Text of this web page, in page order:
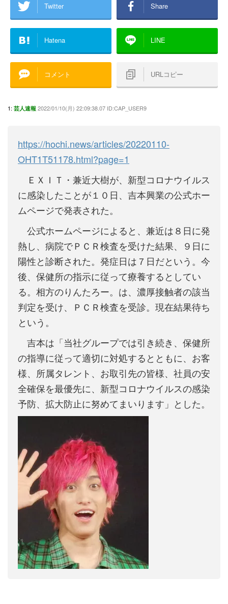
Twitter Share
Hatena LINE
コメント URLコピー
1: 芸人速報 2022/01/10(月) 22:09:38.07 ID:CAP_USER9
https://hochi.news/articles/20220110-
OHT1T51178.html?page=1
ＥＸＩＴ・兼近大樹が、新型コロナウイルス
に感染したことが１０日、吉本興業の公式ホー
ムページで発表された。
公式ホームページによると、兼近は８日に発
熱し、病院でＰＣＲ検査を受けた結果、９日に
陽性と診断された。発症日は７日だという。今
後、保健所の指示に従って療養するとしてい
る。相方のりんたろー。は、濃厚接触者の該当
判定を受け、ＰＣＲ検査を受診。現在結果待ち
という。
吉本は「当社グループでは引き続き、保健所
の指導に従って適切に対処するとともに、お客
様、所属タレント、お取引先の皆様、社員の安
全確保を最優先に、新型コロナウイルスの感染
予防、拡大防止に努めてまいります」とした。